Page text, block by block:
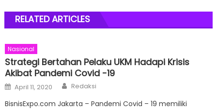
RELATED ARTICLES
Nasional
Strategi Bertahan Pelaku UKM Hadapi Krisis
Akibat Pandemi Covid -19
Posted
on
April 11, 2020 Author
Redaksi
BisnisExpo.com Jakarta – Pandemi Covid – 19 memiliki